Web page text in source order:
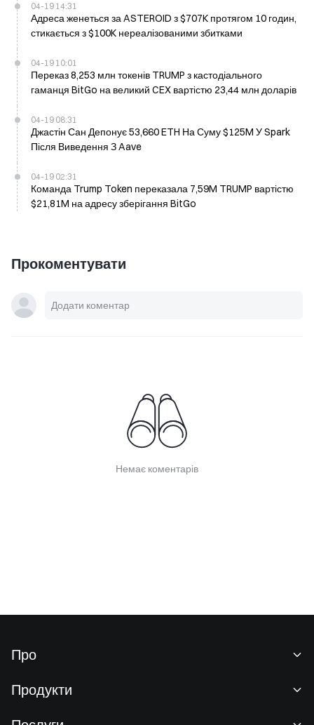
04-19 14:31
Адреса женеться за ASTEROID з $707K протягом 10 годин,
стикається з $100K нереалізованими збитками
04-19 10:01
Переказ 8,253 млн токенів TRUMP з кастодіального
гаманця BitGo на великий CEX вартістю 23,44 млн доларів
04-19 08:31
Джастін Сан Депонує 53,660 ETH На Суму $125M У Spark
Після Виведення З Aave
04-19 02:31
Команда Trump Token переказала 7,59M TRUMP вартістю
$21,81M на адресу зберігання BitGo
Прокоментувати
Немає коментарів
Про
Продукти